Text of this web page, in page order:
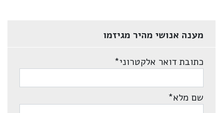
מענה אנושי מהיר מגיזמו
כתובת דואר אלקטרוני*
שם מלא*